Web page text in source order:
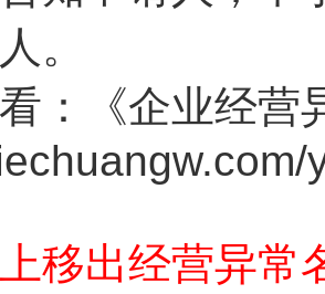
。
：《企业经营
移出经营异常